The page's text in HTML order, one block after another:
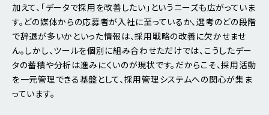
加えて、「データで採用を改善したい」というニーズも広がっていま
す。どの媒体からの応募者が入社に至っているか、選考のどの段階
で辞退が多いかといった情報は、採用戦略の改善に欠かせませ
ん。しかし、ツールを個別に組み合わせただけでは、こうしたデー
タの蓄積や分析は進みにくいのが現状です。だからこそ、採用活動
を一元管理できる基盤として、採用管理システムへの関心が集ま
っています。